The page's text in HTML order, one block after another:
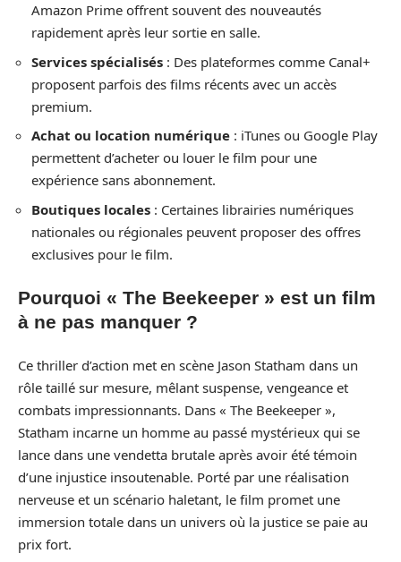
Amazon Prime offrent souvent des nouveautés
rapidement après leur sortie en salle.
Services spécialisés : Des plateformes comme Canal+
proposent parfois des films récents avec un accès
premium.
Achat ou location numérique : iTunes ou Google Play
permettent d’acheter ou louer le film pour une
expérience sans abonnement.
Boutiques locales : Certaines librairies numériques
nationales ou régionales peuvent proposer des offres
exclusives pour le film.
Pourquoi « The Beekeeper » est un film
à ne pas manquer ?
Ce thriller d’action met en scène Jason Statham dans un
rôle taillé sur mesure, mêlant suspense, vengeance et
combats impressionnants. Dans « The Beekeeper »,
Statham incarne un homme au passé mystérieux qui se
lance dans une vendetta brutale après avoir été témoin
d’une injustice insoutenable. Porté par une réalisation
nerveuse et un scénario haletant, le film promet une
immersion totale dans un univers où la justice se paie au
prix fort.